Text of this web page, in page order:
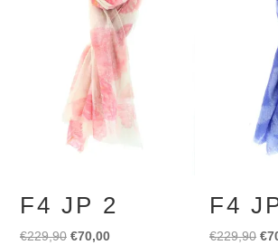
F4 JP 2
€229,90 Ursprünglicher
€70,00Aktueller
F4
€229,90 €